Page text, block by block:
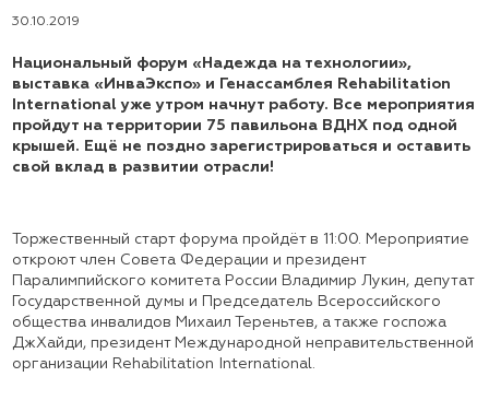
30.10.2019
Национальный форум «Надежда на технологии»,
выставка «ИнваЭкспо» и Генассамблея Rehabilitation
International уже утром начнут работу. Все мероприятия
пройдут на территории 75 павильона ВДНХ под одной
крышей. Ещё не поздно зарегистрироваться и оставить
свой вклад в развитии отрасли!
Торжественный старт форума пройдёт в 11:00. Мероприятие
откроют член Совета Федерации и президент
Паралимпийского комитета России Владимир Лукин, депутат
Государственной думы и Председатель Всероссийского
общества инвалидов Михаил Тереньтев, а также госпожа
ДжХайди, президент Международной неправительственной
организации Rehabilitation International.